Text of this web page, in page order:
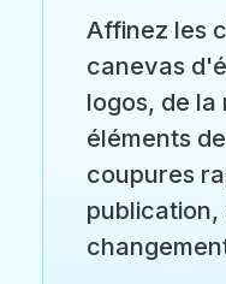
Affinez les
canevas
logos, de la
éléments
coupures
publication,